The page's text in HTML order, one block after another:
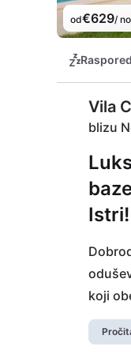
od€629/
Vila
blizu
Istri!
koji